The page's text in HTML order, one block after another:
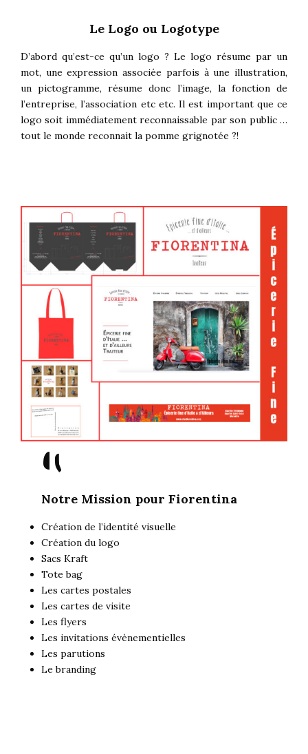
Le Logo ou Logotype
D’abord qu’est-ce qu’un logo ? Le logo résume par un
mot, une expression associée parfois à une illustration,
un pictogramme, résume donc l’image, la fonction de
l’entreprise, l’association etc etc. Il est important que ce
logo soit immédiatement reconnaissable par son public …
tout le monde reconnait la pomme grignotée ?!
"
Notre Mission pour Fiorentina
Création de l’identité visuelle
Création du logo
Sacs Kraft
Tote bag
Les cartes postales
Les cartes de visite
Les flyers
Les invitations évènementielles
Les parutions
Le branding